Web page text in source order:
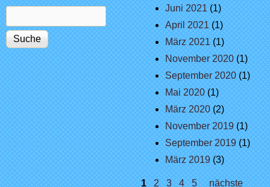
Suchformular
Juni 2021(1)
April 2021(1)
März 2021(1)
November 2020(1)
September 2020(1)
Mai 2020(1)
März 2020(2)
November 2019(1)
September 2019(1)
März 2019(3)
1 2 3 4 5 nächste